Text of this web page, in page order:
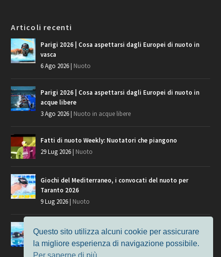
Articoli recenti
Parigi 2026 | Cosa aspettarsi dagli Europei di nuoto in
vasca
6 Ago 2026| Nuoto
Parigi 2026 | Cosa aspettarsi dagli Europei di nuoto in
acque libere
3 Ago 2026| Nuoto in acque libere
Fatti di nuoto Weekly: Nuotatori che piangono
29 Lug 2026| Nuoto
Giochi del Mediterraneo, i convocati del nuoto per
Taranto 2026
9 Lug 2026| Nuoto
Europei di Nuoto Parigi 2026: fra veterani e giovani, chi
7 Lug 2026
Nuoto
Questo sito utilizza alcuni cookie per assicurare
la migliore esperienza di navigazione possibile.